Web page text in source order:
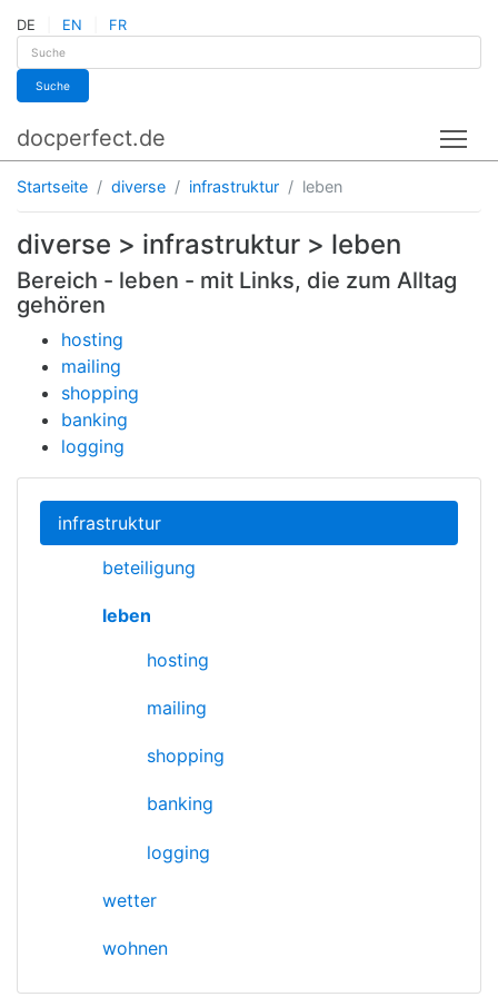
DE EN FR
Suche
docperfect.de
Startseite diverse infrastruktur leben
diverse > infrastruktur > leben
Bereich - leben - mit Links, die zum Alltag
gehören
hosting
mailing
shopping
banking
logging
infrastruktur
beteiligung
leben
hosting
mailing
shopping
banking
logging
wetter
wohnen